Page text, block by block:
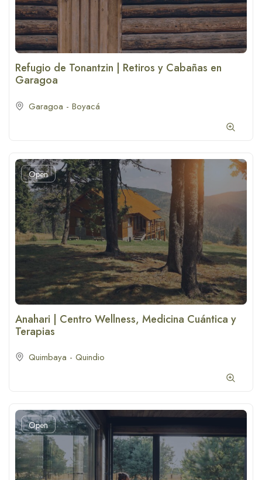
Refugio de Tonantzin | Retiros y Cabañas en
Garagoa
Garagoa - Boyacá
Open
Anahari | Centro Wellness, Medicina Cuántica y
Terapias
Quimbaya - Quindio
Open